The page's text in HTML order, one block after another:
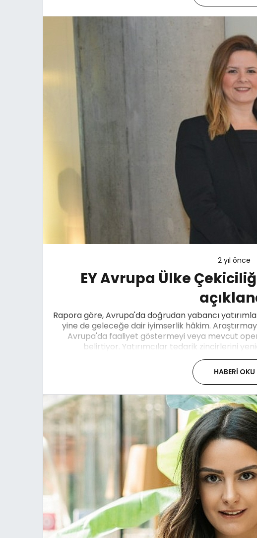
2 yıl önce
EY Avrupa Ülke
Rapora göre, Avrupa'da doğrudan yabancı
yine de geleceğe dair iyimserlik hâkim.
Avrupa'da faaliyet göstermeyi veya mevcut
belirtiyor. Yatırımcılar tedarik zincirlerini
HABERI OKU